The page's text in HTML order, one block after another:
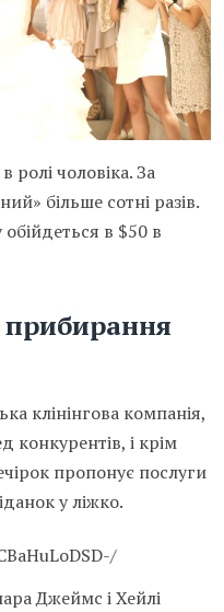
ролі чоловіка. За
більше сотні разів.
в $50 в
прибирання
клінінгова компанія,
конкурентів, і крім
пропонує послуги
у ліжко.
Джеймс і Хейлі